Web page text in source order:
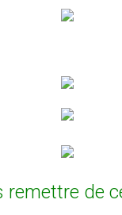
remettre de